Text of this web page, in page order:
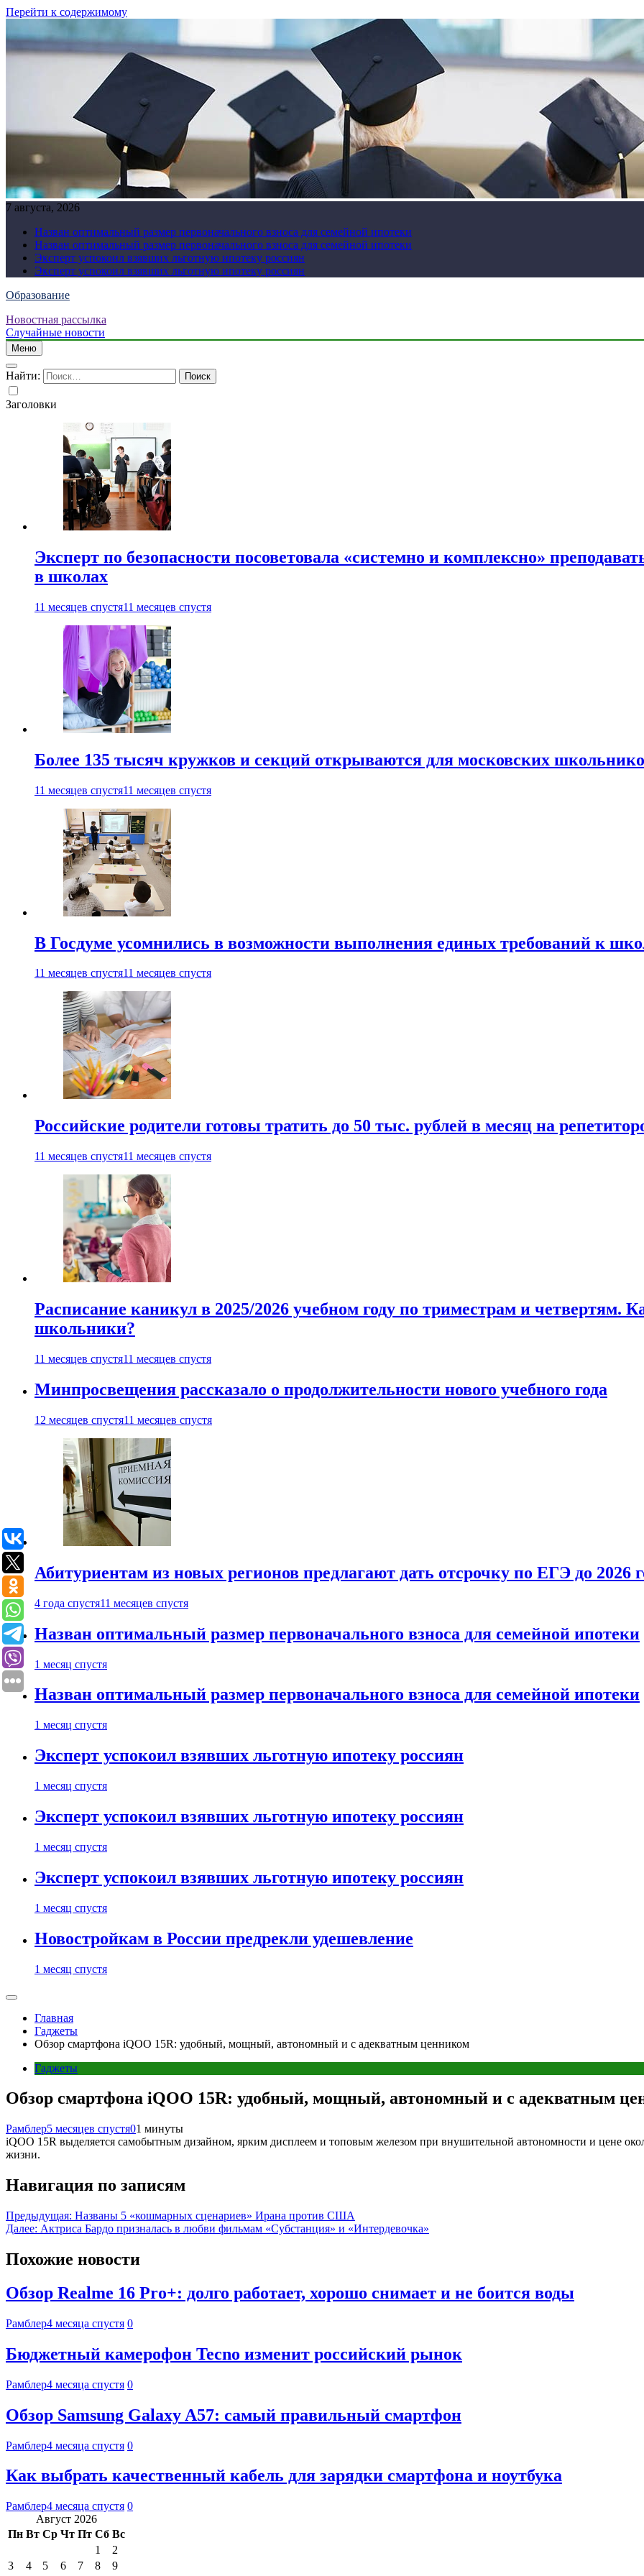
Перейти к содержимому
7 августа, 2026
Назван оптимальный размер первоначального взноса для семейной ипотеки
Назван оптимальный размер первоначального взноса для семейной ипотеки
Эксперт успокоил взявших льготную ипотеку россиян
Эксперт успокоил взявших льготную ипотеку россиян
Образование
Новостная рассылка
Случайные новости
Меню
Найти:
Заголовки
Эксперт по безопасности посоветовала «системно и комплексно»
в школах
11 месяцев спустя11 месяцев спустя
Более 135 тысяч кружков и секций открываются для московских
11 месяцев спустя11 месяцев спустя
В Госдуме усомнились в возможности выполнения единых требований к
11 месяцев спустя11 месяцев спустя
Российские родители готовы тратить до 50 тыс. рублей в месяц на
11 месяцев спустя11 месяцев спустя
Расписание каникул в 2025/2026 учебном году по триместрам и четвертям.
школьники?
11 месяцев спустя11 месяцев спустя
Минпросвещения рассказало о продолжительности нового учебного года
12 месяцев спустя11 месяцев спустя
Абитуриентам из новых регионов предлагают дать отсрочку по ЕГЭ до 2026
4 года спустя11 месяцев спустя
Назван оптимальный размер первоначального взноса для семейной ипотеки
1 месяц спустя
Назван оптимальный размер первоначального взноса для семейной ипотеки
1 месяц спустя
Эксперт успокоил взявших льготную ипотеку россиян
1 месяц спустя
Эксперт успокоил взявших льготную ипотеку россиян
1 месяц спустя
Эксперт успокоил взявших льготную ипотеку россиян
1 месяц спустя
Новостройкам в России предрекли удешевление
1 месяц спустя
Главная
Гаджеты
Обзор смартфона iQOO 15R: удобный, мощный, автономный и с адекватным ценником
Гаджеты
Обзор смартфона iQOO 15R: удобный, мощный, автономный и с адекватным
Рамблер5 месяцев спустя01 минуты
iQOO 15R выделяется самобытным дизайном, ярким дисплеем и топовым железом при внушительной автономности и цене
жизни.
Навигация по записям
Предыдущая: Названы 5 «кошмарных сценариев» Ирана против США
Далее: Актриса Бардо призналась в любви фильмам «Субстанция» и «Интердевочка»
Похожие новости
Обзор Realme 16 Pro+: долго работает, хорошо снимает и не боится воды
Рамблер4 месяца спустя 0
Бюджетный камерофон Tecno изменит российский рынок
Рамблер4 месяца спустя 0
Обзор Samsung Galaxy A57: самый правильный смартфон
Рамблер4 месяца спустя 0
Как выбрать качественный кабель для зарядки смартфона и ноутбука
Рамблер4 месяца спустя 0
Август 2026
Пн Вт Ср Чт Пт Сб Вс
1
2
3
4 5 6 7 8
9